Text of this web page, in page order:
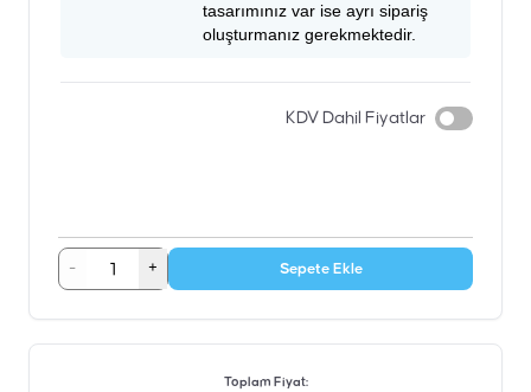
tasarımınız var ise ayrı sipariş
oluşturmanız gerekmektedir.
KDV Dahil Fiyatlar
- + Sepete Ekle
Toplam Fiyat: